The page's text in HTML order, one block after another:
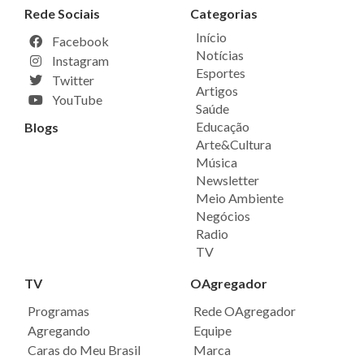
Rede Sociais
Facebook
Instagram
Twitter
YouTube
Blogs
Categorias
Início
Notícias
Esportes
Artigos
Saúde
Educação
Arte&Cultura
Música
Newsletter
Meio Ambiente
Negócios
Radio
TV
TV
Programas
Agregando
Caras do Meu Brasil
OAgregador
Rede OAgregador
Equipe
Marca